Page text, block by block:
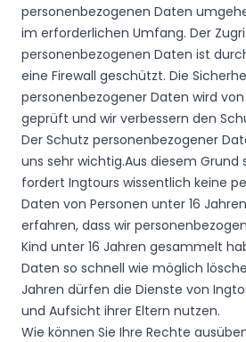
personenbezogenen Daten
im erforderlichen Umfang. Der
personenbezogenen Daten ist
eine Firewall geschützt. Die
personenbezogener Daten wird
geprüft und wir verbessern den
Der Schutz personenbezogener
uns sehr wichtig.Aus diesem
fordert Ingtours wissentlich keine
Daten von Personen unter 16
erfahren, dass wir
Kind unter 16 Jahren gesammelt
Daten so schnell wie möglich
Jahren dürfen die Dienste von
und Aufsicht ihrer Eltern nutzen.
Wie können Sie Ihre Rechte